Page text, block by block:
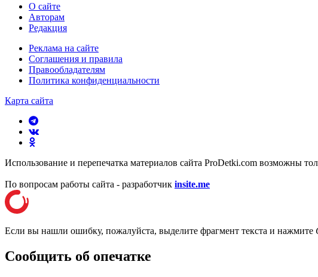
О сайте
Авторам
Редакция
Реклама на сайте
Соглашения и правила
Правообладателям
Политика конфиденциальности
Карта сайта
Использование и перепечатка материалов сайта ProDetki.com возможны
По вопросам работы сайта - разработчик insite.me
Если вы нашли ошибку, пожалуйста, выделите фрагмент текста и нажмите
Сообщить об опечатке